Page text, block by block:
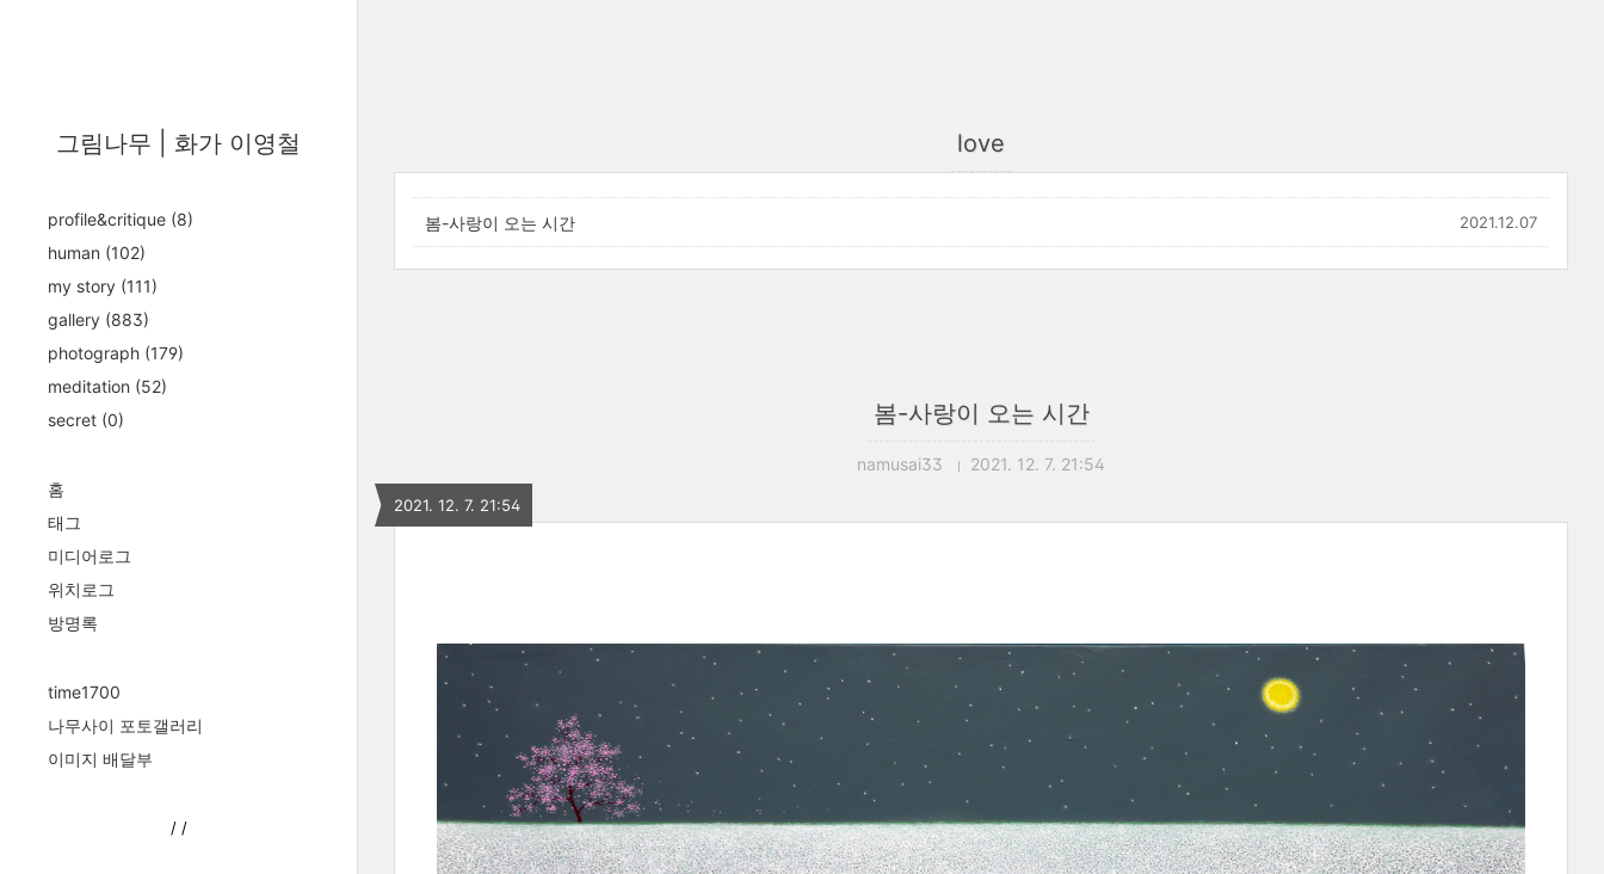
그림나무 | 화가 이영철
profile&critique (8)
human (102)
my story (111)
gallery (883)
photograph (179)
meditation (52)
secret (0)
홈
태그
미디어로그
위치로그
방명록
time1700
나무사이 포토갤러리
이미지 배달부
/ /
love
봄-사랑이 오는 시간 2021.12.07
봄-사랑이 오는 시간
namusai33 2021. 12. 7. 21:54
2021. 12. 7. 21:54